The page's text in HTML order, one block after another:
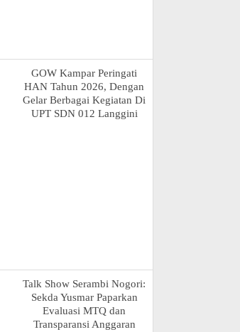
GOW Kampar Peringati
HAN Tahun 2026, Dengan
Gelar Berbagai Kegiatan Di
UPT SDN 012 Langgini
Talk Show Serambi Nogori:
Sekda Yusmar Paparkan
Evaluasi MTQ dan
Transparansi Anggaran